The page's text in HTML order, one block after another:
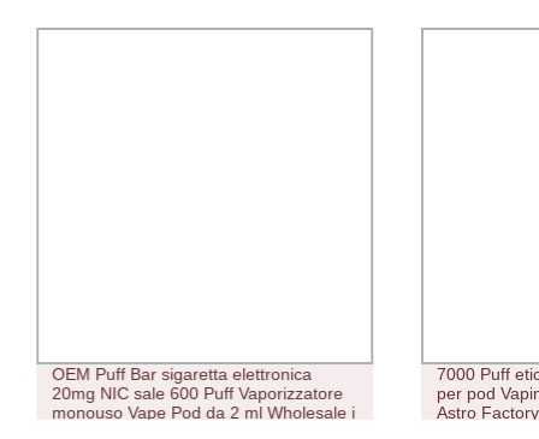
OEM Puff Bar sigaretta elettronica
20mg NIC sale 600 Puff Vaporizzatore
monouso Vape Pod da 2 ml Wholesale i
7000 Puff
per pod
Astro